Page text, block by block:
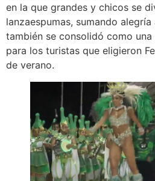
en la que grandes y chicos se
lanzaespumas, sumando
también se consolidó como
para los turistas que eligieron
de verano.